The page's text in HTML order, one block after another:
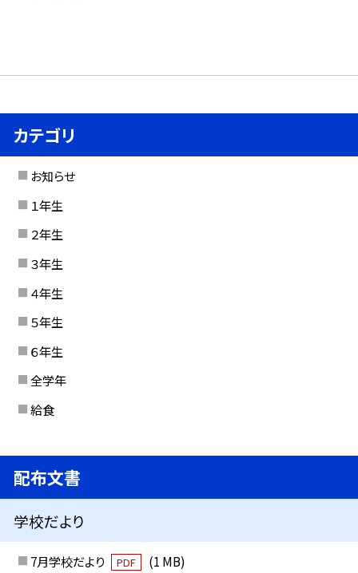
カテゴリ
お知らせ
１年生
２年生
３年生
４年生
５年生
６年生
全学年
給食
配布文書
学校だより
7月学校だより PDF (1 MB)